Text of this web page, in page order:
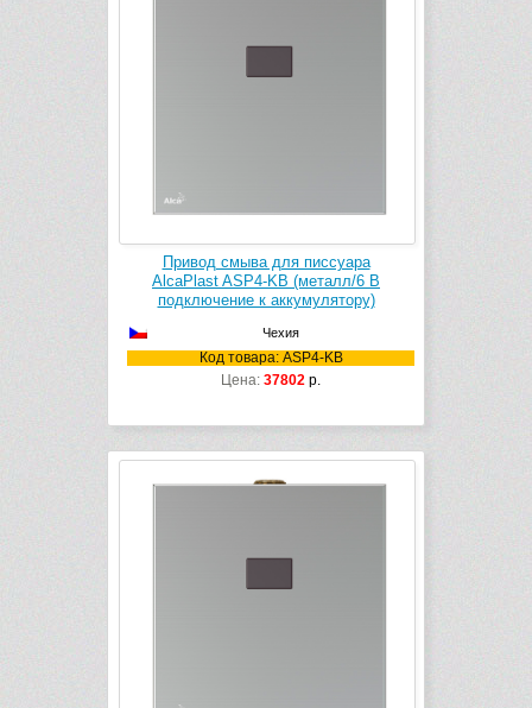
Привод смыва для писсуара
AlcaPlast ASP4-KB (металл/6 В
подключение к аккумулятору)
Чехия
Код товара: ASP4-KB
Цена: 37802 р.